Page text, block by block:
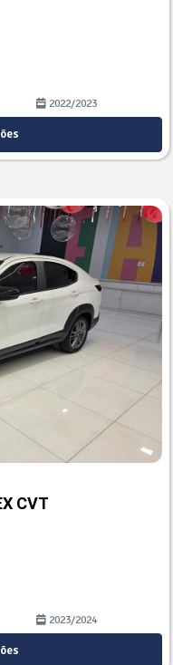
2022/2023
CVT
2023/2024